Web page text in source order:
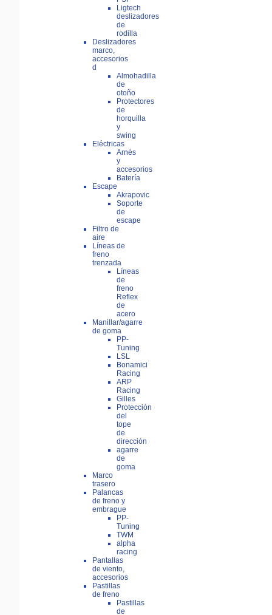
Ligtech
deslizadores
de
rodilla
Deslizadores
marco,
accesorios
d
Almohadilla
de
otoño
Protectores
de
horquilla
y
swing
Eléctricas
Arnés
y
accesorios
Batería
Escape
Akrapovic
Soporte
de
escape
Filtro de
aire
Líneas de
freno
trenzada
Líneas
de
freno
Reflex
de
acero
Manillar/agarre
de goma
PP-
Tuning
LSL
Bonamici
Racing
ARP
Racing
Gilles
Protección
del
tope
de
dirección
agarre
de
goma
Marco
trasero
Palancas
de freno y
embrague
PP-
Tuning
TWM
alpha
racing
Pantallas
de viento,
accesorios
Pastillas
de freno
Pastillas
de